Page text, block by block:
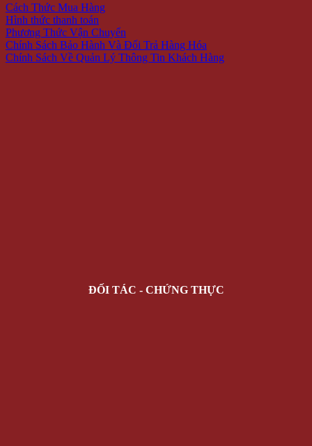
Cách Thức Mua Hàng
Hình thức thanh toán
Phương Thức Vận Chuyển
Chính Sách Bảo Hành Và Đổi Trả Hàng Hóa
Chính Sách Về Quản Lý Thông Tin Khách Hàng
ĐỐI TÁC - CHỨNG THỰC